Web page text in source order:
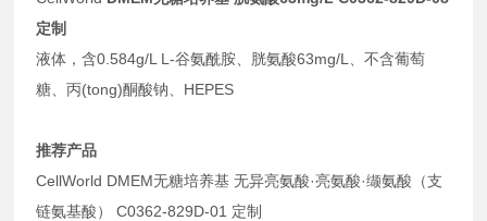
定制
液体，含0.584g/L L-谷氨酰胺、胱氨酸63mg/L、不含葡萄
糖、丙(tong)酮酸钠、HEPES
推荐产品
CellWorld DMEM无糖培养基 无异亮氨酸·亮氨酸·缬氨酸（支
链氨基酸） C0362-829D-01 定制